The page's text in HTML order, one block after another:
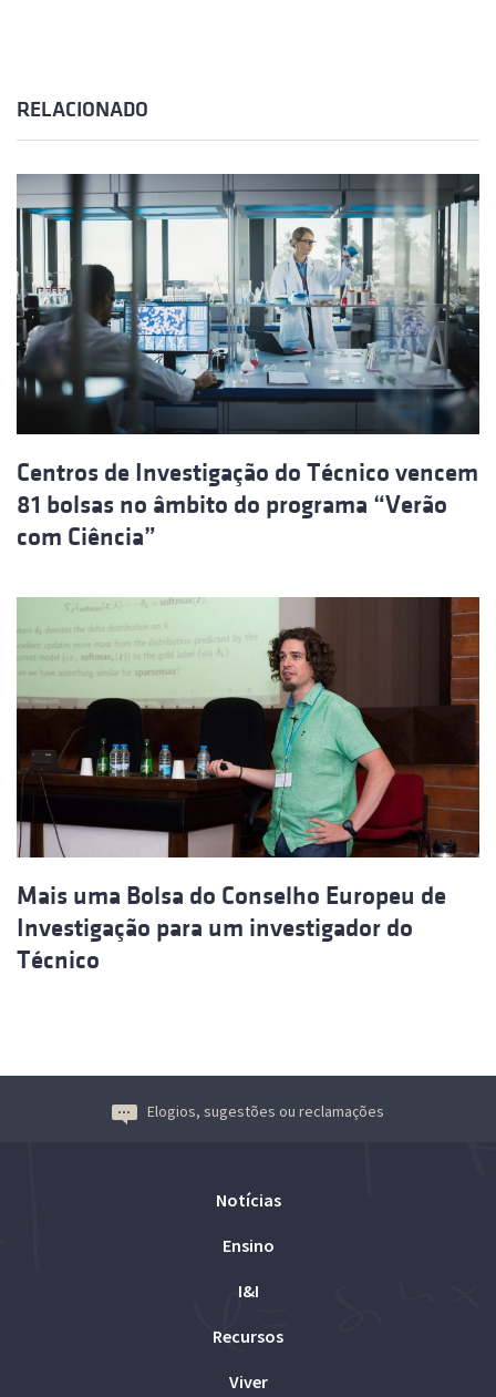
RELACIONADO
Centros de Investigação do Técnico vencem
81 bolsas no âmbito do programa “Verão
com Ciência”
Mais uma Bolsa do Conselho Europeu de
Investigação para um investigador do
Técnico
Elogios, sugestões ou reclamações
Notícias
Ensino
I&I
Recursos
Viver